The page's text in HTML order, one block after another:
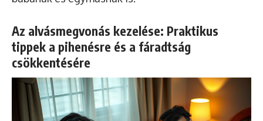
Az alvásmegvonás kezelése: Praktikus
tippek a pihenésre és a fáradtság
csökkentésére